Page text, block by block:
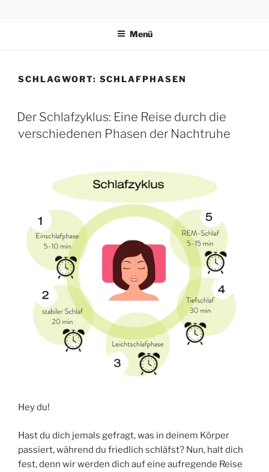
Menü
SCHLAGWORT: SCHLAFPHASEN
Der Schlafzyklus: Eine Reise durch die
verschiedenen Phasen der Nachtruhe
Hey du!
Hast du dich jemals gefragt, was in deinem Körper
passiert, während du friedlich schläfst? Nun, halt dich
fest, denn wir werden dich auf eine aufregende Reise